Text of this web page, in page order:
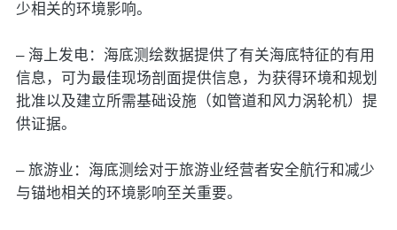
少相关的环境影响。
– 海上发电：海底测绘数据提供了有关海底特征的有用
信息，可为最佳现场剖面提供信息，为获得环境和规划
批准以及建立所需基础设施（如管道和风力涡轮机）提
供证据。
– 旅游业：海底测绘对于旅游业经营者安全航行和减少
与锚地相关的环境影响至关重要。